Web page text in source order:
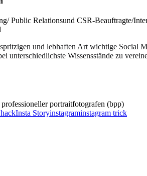
Public Relationsund CSR-Beauftragte/
und lebhaften Art wichtige Social
unterschiedlichste Wissensstände zu
portraitfotografen (bpp)
Insta Storyinstagraminstagram trick